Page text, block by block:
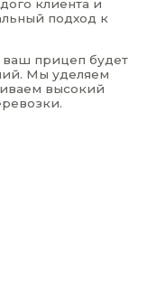
клиента и
подход к
прицеп будет
Мы уделяем
высокий